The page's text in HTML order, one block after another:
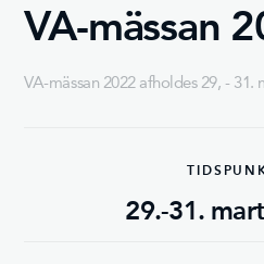
VA-mässan
VA-mässan 2022 afholdes 29, -
29.-31.